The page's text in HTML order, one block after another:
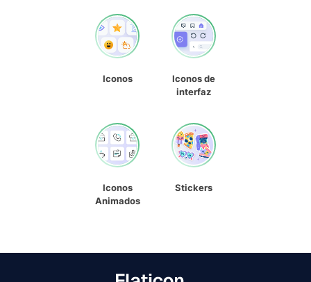
Iconos
Iconos de
interfaz
Iconos
Animados
Stickers